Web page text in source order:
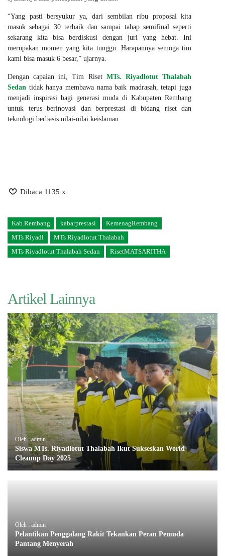
“Yang pasti bersyukur ya, dari sembilan ribu proposal kita
masuk sebagai 30 terbaik dan sampai tahap semifinal seperti
sekarang kita bisa berdiskusi dengan juri yang hebat. Ini
merupakan momen yang kita tunggu. Harapannya semoga tim
kami bisa masuk 6 besar,” ujarnya.
Dengan capaian ini, Tim Riset MTs. Riyadlotut Thalabah
Sedan tidak hanya membawa nama baik madrasah, tetapi juga
menjadi inspirasi bagi generasi muda di Kabupaten Rembang
untuk terus berinovasi dan berprestasi di bidang riset dan
teknologi berbasis nilai-nilai keislaman.
Dibaca 1135 x
Kab.Rembang kabarprestasi
KemenagRembang
MTs Riyadl
MTs Riyadlotut Thalabah
MTs Riyadlotut Thalabah Sedan
RisetMATSARITHA
Artikel Lainnya
Oleh : admin
Siswa MTs. Riyadlotut Thalabah Ikut Sukseskan World
Cleanup Day 2025
Oleh : admin
Pelantikan Penggalang Rakit Tekankan Peran Pemuda
Pantang Menyerah